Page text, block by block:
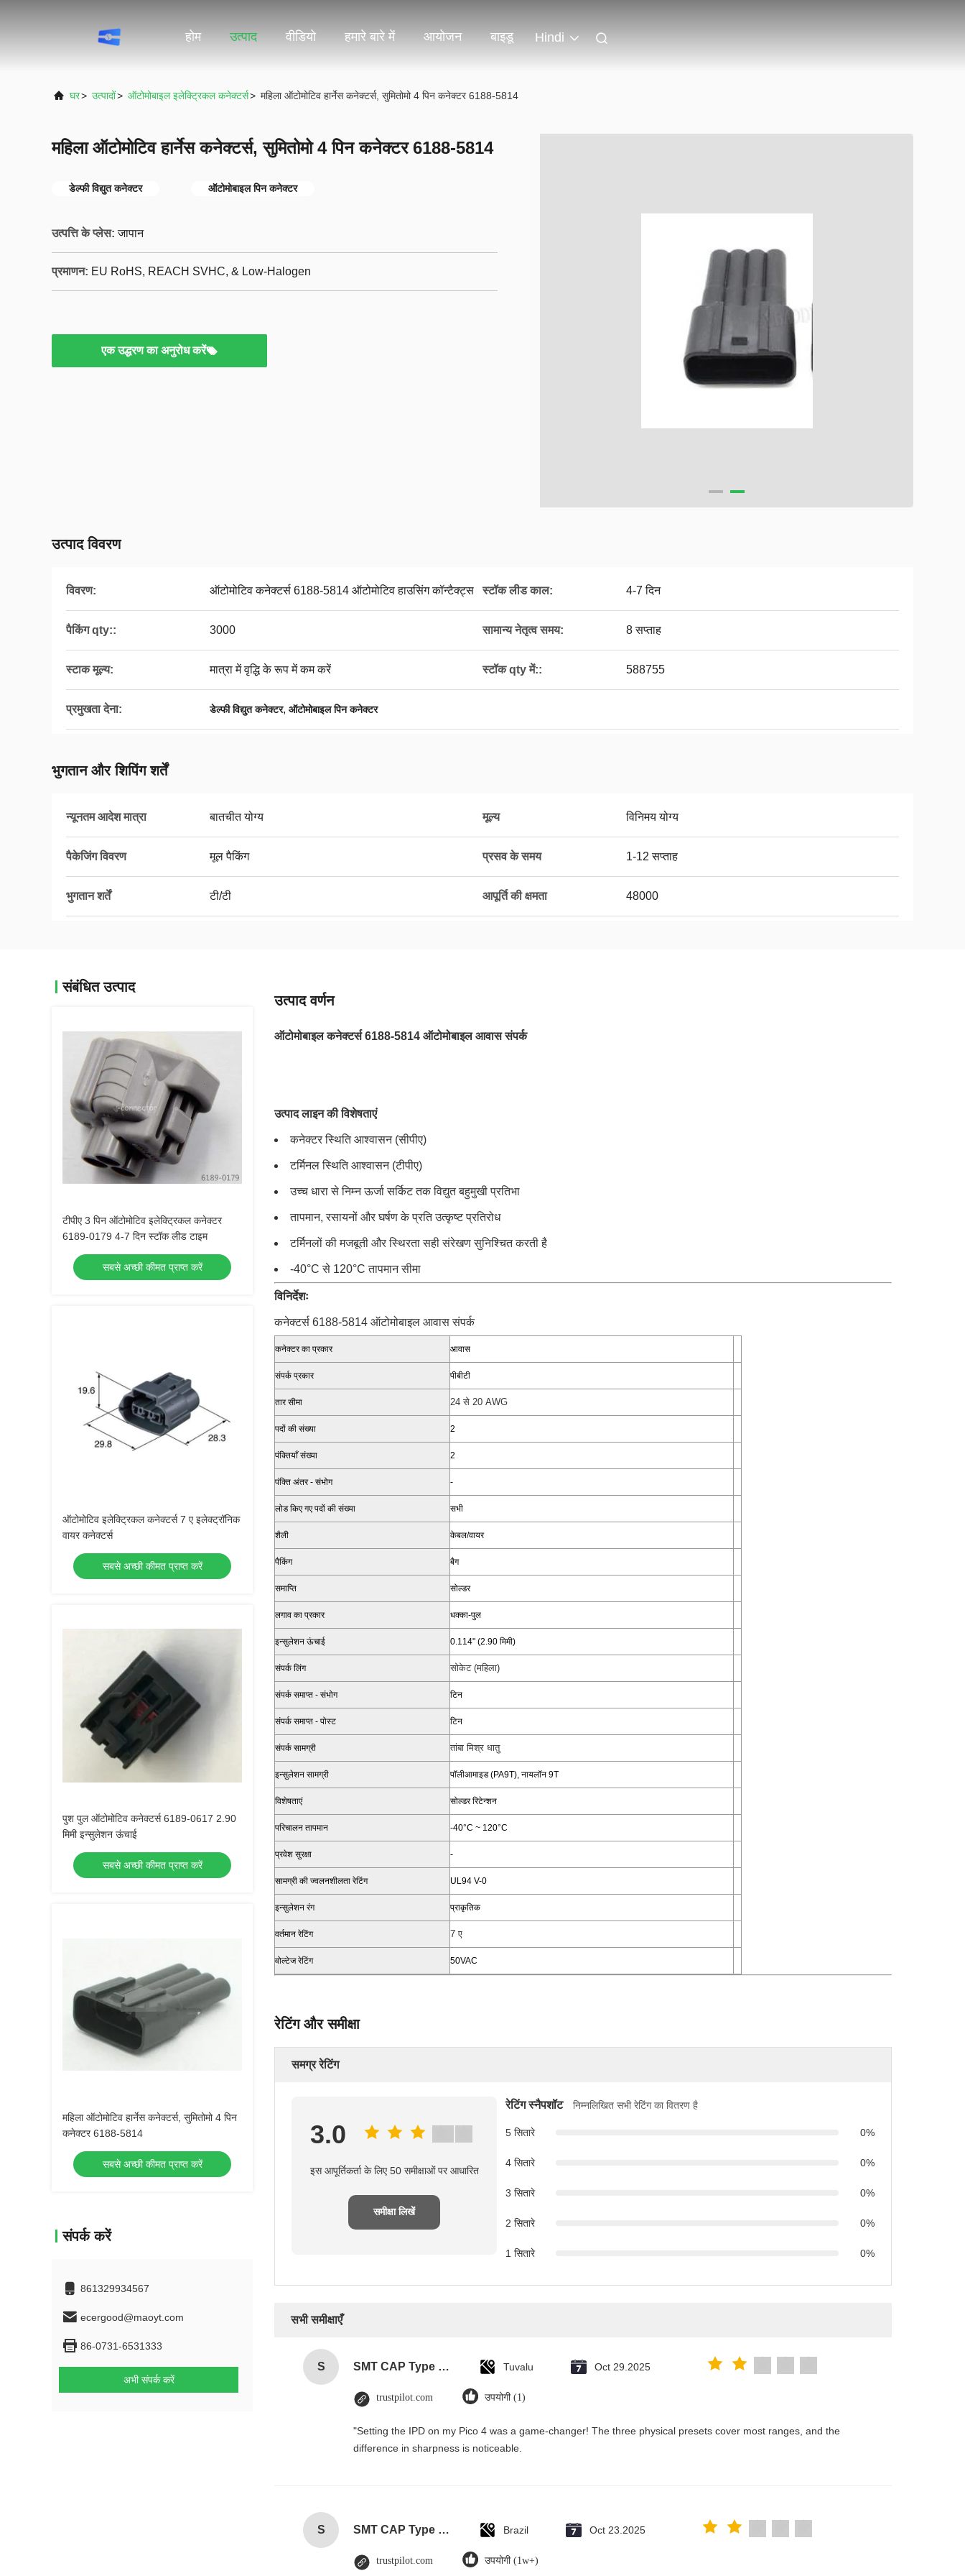
होम उत्पाद वीडियो हमारे बारे में आयोजन बाइडू Hindi
घर> उत्पादों> ऑटोमोबाइल इलेक्ट्रिकल कनेक्टर्स> महिला ऑटोमोटिव हार्नेस कनेक्टर्स, सुमितोमो 4 पिन कनेक्टर 6188-5814
महिला ऑटोमोटिव हार्नेस कनेक्टर्स, सुमितोमो 4 पिन कनेक्टर 6188-5814
डेल्फी विद्युत कनेक्टर ऑटोमोबाइल पिन कनेक्टर
उत्पत्ति के प्लेस: जापान
प्रमाणन: EU RoHS, REACH SVHC, & Low-Halogen
एक उद्धरण का अनुरोध करें
उत्पाद विवरण
विवरण: ऑटोमोटिव कनेक्टर्स 6188-5814 ऑटोमोटिव हाउसिंग कॉन्टैक्ट्स स्टॉक लीड काल: 4-7 दिन
पैकिंग qty:: 3000 सामान्य नेतृत्व समय: 8 सप्ताह
स्टाक मूल्य: मात्रा में वृद्धि के रूप में कम करें स्टॉक qty में:: 588755
प्रमुखता देना: डेल्फी विद्युत कनेक्टर, ऑटोमोबाइल पिन कनेक्टर
भुगतान और शिपिंग शर्तें
न्यूनतम आदेश मात्रा बातचीत योग्य मूल्य विनिमय योग्य
पैकेजिंग विवरण मूल पैकिंग प्रसव के समय 1-12 सप्ताह
भुगतान शर्तें टी/टी आपूर्ति की क्षमता 48000
संबंधित उत्पाद
टीपीए 3 पिन ऑटोमोटिव इलेक्ट्रिकल कनेक्टर
6189-0179 4-7 दिन स्टॉक लीड टाइम
सबसे अच्छी कीमत प्राप्त करें
ऑटोमोटिव इलेक्ट्रिकल कनेक्टर्स 7 ए इलेक्ट्रॉनिक
वायर कनेक्टर्स
सबसे अच्छी कीमत प्राप्त करें
पुश पुल ऑटोमोटिव कनेक्टर्स 6189-0617 2.90
मिमी इन्सुलेशन ऊंचाई
सबसे अच्छी कीमत प्राप्त करें
महिला ऑटोमोटिव हार्नेस कनेक्टर्स, सुमितोमो 4 पिन
कनेक्टर 6188-5814
सबसे अच्छी कीमत प्राप्त करें
संपर्क करें
861329934567
ecergood@maoyt.com
86-0731-6531333
अभी संपर्क करें
उत्पाद वर्णन
ऑटोमोबाइल कनेक्टर्स 6188-5814 ऑटोमोबाइल आवास संपर्क
उत्पाद लाइन की विशेषताएं
कनेक्टर स्थिति आश्वासन (सीपीए)
टर्मिनल स्थिति आश्वासन (टीपीए)
उच्च धारा से निम्न ऊर्जा सर्किट तक विद्युत बहुमुखी प्रतिभा
तापमान, रसायनों और घर्षण के प्रति उत्कृष्ट प्रतिरोध
टर्मिनलों की मजबूती और स्थिरता सही संरेखण सुनिश्चित करती है
-40°C से 120°C तापमान सीमा
विनिर्देशः
कनेक्टर्स 6188-5814 ऑटोमोबाइल आवास संपर्क
कनेक्टर का प्रकार आवास
संपर्क प्रकार पीबीटी
तार सीमा 24 से 20 AWG
पदों की संख्या 2
पंक्तियाँ संख्या 2
पंक्ति अंतर - संभोग -
लोड किए गए पदों की संख्या सभी
शैली केबल/वायर
पैकिंग बैग
समाप्ति सोल्डर
लगाव का प्रकार धक्का-पुल
इन्सुलेशन ऊंचाई 0.114" (2.90 मिमी)
संपर्क लिंग सोकेट (महिला)
संपर्क समाप्त - संभोग टिन
संपर्क समाप्त - पोस्ट टिन
संपर्क सामग्री तांबा मिश्र धातु
इन्सुलेशन सामग्री पॉलीआमाइड (PA9T), नायलॉन 9T
विशेषताएं सोल्डर रिटेन्शन
परिचालन तापमान -40°C ~ 120°C
प्रवेश सुरक्षा -
सामग्री की ज्वलनशीलता रेटिंग UL94 V-0
इन्सुलेशन रंग प्राकृतिक
वर्तमान रेटिंग 7 ए
वोल्टेज रेटिंग 50VAC
रेटिंग और समीक्षा
समग्र रेटिंग
3.0
इस आपूर्तिकर्ता के लिए 50 समीक्षाओं पर आधारित
समीक्षा लिखें
रेटिंग स्नैपशॉट निम्नलिखित सभी रेटिंग का वितरण है
5 सितारे 0%
4 सितारे 0%
3 सितारे 0%
2 सितारे 0%
1 सितारे 0%
सभी समीक्षाएँ
S SMT CAP Type Box Header Connector 1.27mm Pitch Gold Flash Contact Plating Tuvalu Oct 29.2025
trustpilot.com उपयोगी (1)
"Setting the IPD on my Pico 4 was a game-changer! The three physical presets cover most ranges, and the
difference in sharpness is noticeable.
S SMT CAP Type Box Header Connector 1.27mm Pitch Gold Flash Contact Plating Brazil Oct 23.2025
trustpilot.com उपयोगी (1w+)